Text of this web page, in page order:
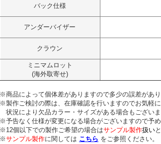
バック仕様
アンダーバイザー
クラウン
ミニマムロット
(海外取寄せ)
※商品によって個体差がありますので多少の誤差があり
※製作ご検討の際は、在庫確認を行いますのでお気軽に
状況により欠品カラー・サイズがある場合もございま
※予告なく仕様が変更になる場合がございますので予め
※12個以下での製作ご希望の場合はサンプル製作扱い
※サンプル製作に関しては こちら をご参照ください。